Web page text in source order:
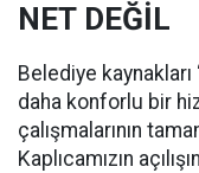
NET DEĞİL
Belediye
daha konforlu bir
çalışmalarının
Kaplıcamızın